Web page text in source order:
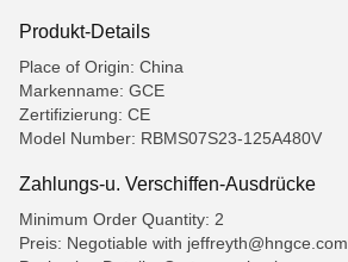
Produkt-Details
Place of Origin: China
Markenname: GCE
Zertifizierung: CE
Model Number: RBMS07S23-125A480V
Zahlungs-u. Verschiffen-Ausdrücke
Minimum Order Quantity: 2
Preis: Negotiable with jeffreyth@hngce.com